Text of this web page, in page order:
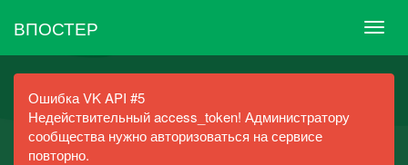
ВПОСТЕР
Ошибка VK API #5
Недействительный access_token! Администратору
сообщества нужно авторизоваться на сервисе
повторно.